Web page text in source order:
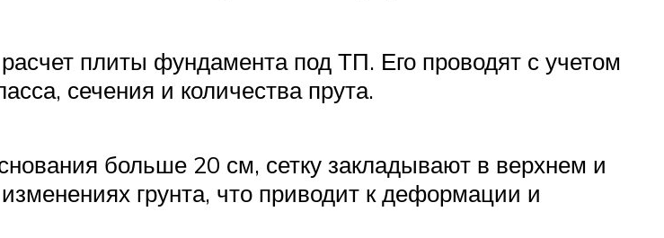
плиты фундамента под ТП. Его проводят с учетом
сечения и количества прута.
больше 20 см, сетку закладывают в верхнем и
грунта, что приводит к деформации и